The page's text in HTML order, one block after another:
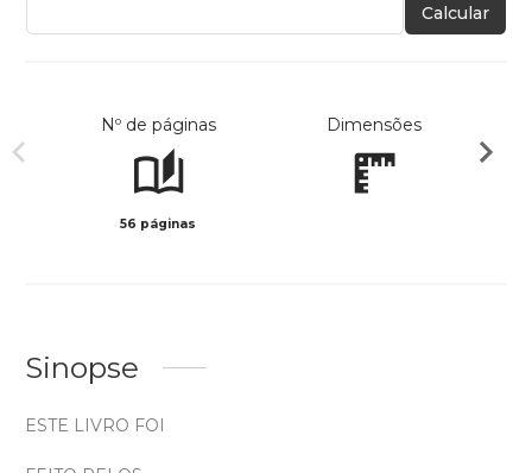
Calcular
Nº de páginas
56 páginas
Dimensões
Sinopse
ESTE LIVRO FOI